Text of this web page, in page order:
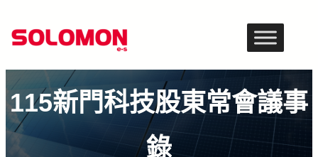
至
要
內
容
115新門科技股東常會議事
錄